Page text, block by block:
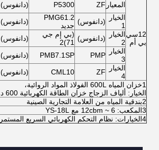
12سي
بي أم
المعيار ZF
P5300 (دانفوس)
الخيار
1
(دانفوس) PMG61.2
جديد
(دانفوس)
الخيار
2
(دانفوس) (بي إم جي
71)2
(دانفوس)
الخيار
3
PMP
PMB7.1SP (دانفوس)
الخيار
4
ZF
CML10 (دانفوس)
1خزان المياه 600L الفولاذ المواد الروائية،
الخيار: ألياف الزجاج خزان الطاقة الكهربائية 600 دولار أمريكي / مجموعة
2بندقية المياه من العلامة التجارية الصينية
3المكعب: 6 ~ 12cbm مع YS-18L
4الخيارات: نظام التحكم الكهربائي السريع المستمر: 17000 دولار / مجموعة، يجب تأكيد الهيكل قبل الإنتاج.